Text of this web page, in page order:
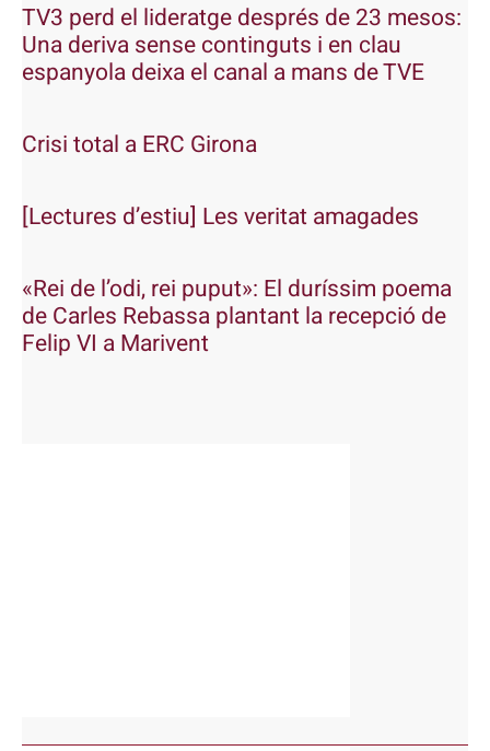
TV3 perd el lideratge després de 23 mesos:
Una deriva sense continguts i en clau
espanyola deixa el canal a mans de TVE
Crisi total a ERC Girona
[Lectures d’estiu] Les veritat amagades
«Rei de l’odi, rei puput»: El duríssim poema
de Carles Rebassa plantant la recepció de
Felip VI a Marivent